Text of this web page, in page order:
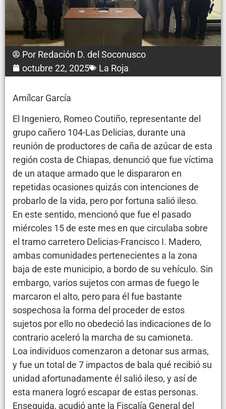
Por Redación D. del Soconusco
octubre 22, 2025
La Roja
Amílcar García
El Ingeniero, Romeo Coutiño, representante del
grupo cañero 104-Las Delicias, durante una
reunión de productores de caña de azúcar de esta
región costa de Chiapas, denunció que fue víctima
de un ataque armado que le dispararon en
repetidas ocasiones quizás con intenciones de
probarlo de la vida, pero por fortuna salió ileso.
En este sentido, mencionó que fue el pasado
miércoles 15 de este mes en que circulaba sobre
el tramo carretero Delicias-Francisco I. Madero,
ambas comunidades pertenecientes a la zona
baja de este municipio, a bordo de su vehículo. Sin
embargo, varios sujetos con armas de fuego le
marcaron el alto, pero para él fue bastante
sospechosa la forma del proceder de estos
sujetos por ello no obedeció las indicaciones de lo
contrario aceleró la marcha de su camioneta.
Loa individuos comenzaron a detonar sus armas,
y fue un total de 7 impactos de bala qué recibió su
unidad afortunadamente él salió ileso, y así de
esta manera logró escapar de estas personas.
Enseguida, acudió ante la Fiscalía General del